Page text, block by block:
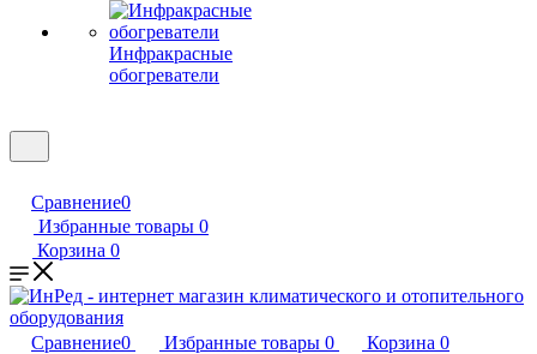
Инфракрасные
обогреватели
Сравнение0
Избранные товары 0
Корзина 0
Сравнение0 Избранные товары 0 Корзина 0